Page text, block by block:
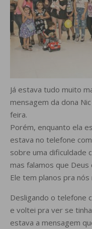
Já estava tudo muito
mensagem da dona
feira.
Porém, enquanto ela
estava no telefone
sobre uma dificuldade
mas falamos que
Ele tem planos pra
Desligando o telefone
e voltei pra ver se
estava a mensagem